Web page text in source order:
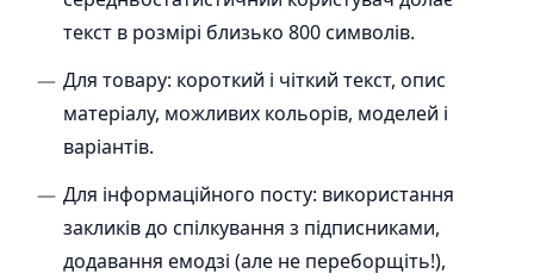
текст в розмірі близько 800 символів.
Для товару: короткий і чіткий текст, опис
матеріалу, можливих кольорів, моделей і
варіантів.
Для інформаційного посту: використання
закликів до спілкування з підписниками,
додавання емодзі (але не переборщіть!),